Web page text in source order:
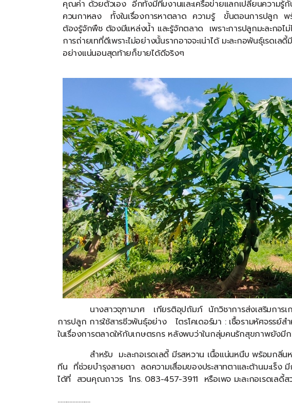
คุณค่า ด้วยตัวเอง อีกทั้งมีทีมงานและเครือข่ายแลกเปลี่ยนความรู้
ควนกาหลง
ทั้งในเรื่องการหาตลาด ความรู้ ขั้นตอนการปลูก พ
ต้องรู้จักพืช ต้องมีแหล่งน้ำ และรู้จักตลาด เพราะการปลูกมะละกอ
การถ่ายเทที่ดีเพราะไม่อย่างนั้นรากอาจจะเน่าได้ มะละกอพันธุ์เรดเล
อย่างแน่นอนสุดท้ายก็ขายได้ดีจริงๆ
นางสาวจุฑามาศ เกียรติอุปถัมภ์ นักวิชาการส่งเสริมการ
การปลูก การใช้สารชีวพันธุ์อย่าง ไตรโคเดอร์มา : เชื้อรามหัศจรรย์ส
ในเรื่องการตลาดให้กับเกษตรกร หลังพบว่าในกลุ่มคนรักสุขภาพยังมีก
สำหรับ มะละกอเรดเลดี้ มีรสหวาน เนื้อแน่นหนึบ พร้อมกลิ่น
ทีน ที่ช่วยบำรุงสายตา ลดความเสื่อมของประสาทตาและต้านมะเร็ง มี
ได้ที่ สวนคุณถาวร โทร. 083-457-3911 หรือเพจ มะละกอเรดเล
………………….